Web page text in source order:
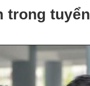
trong tuyển